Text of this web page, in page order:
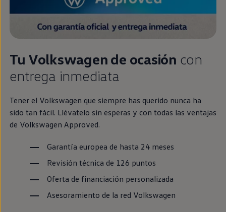
Tu Volkswagen de ocasión con
entrega inmediata
Tener el Volkswagen que siempre has querido nunca ha
sido tan fácil. Llévatelo sin esperas y con todas las ventajas
de Volkswagen Approved.
Garantía europea de hasta 24 meses
Revisión técnica de 126 puntos
Oferta de financiación personalizada
Asesoramiento de la red Volkswagen